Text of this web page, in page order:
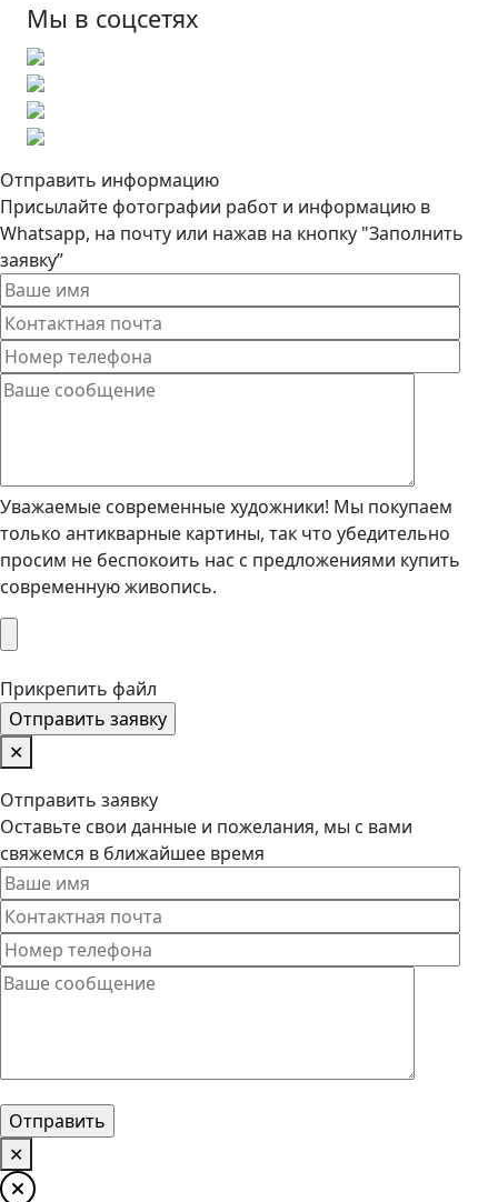
Мы в соцсетях
Отправить информацию
Присылайте фотографии работ и информацию в
Whatsapp, на почту или нажав на кнопку "Заполнить
заявку”
Уважаемые современные художники! Мы покупаем
только антикварные картины, так что убедительно
просим не беспокоить нас с предложениями купить
современную живопись.
Прикрепить файл
✕
Отправить заявку
Оставьте свои данные и пожелания, мы с вами
свяжемся в ближайшее время
✕